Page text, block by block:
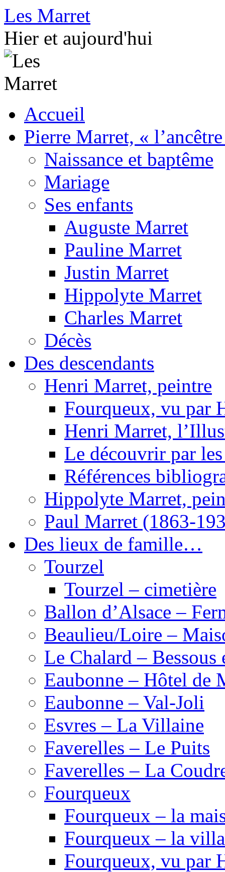
Aller
contenu
Les Marret
Hier et aujourd'hui
Accueil
Pierre Marret, «
Naissance et baptême
Mariage
Ses enfants
Auguste Marret
Pauline Marret
Justin Marret
Hippolyte Marret
Charles Marret
Décès
Des descendants
Henri Marret, peintre
Fourqueux, vu par
Henri Marret,
Le découvrir par
Références
Hippolyte Marret,
Paul Marret (1863-
Des lieux de famille…
Tourzel
Tourzel – cimetière
Ballon d’Alsace –
Beaulieu/Loire –
Le Chalard –
Eaubonne – Hôtel de
Eaubonne – Val-Joli
Esvres – La Villaine
Faverelles – Le Puits
Faverelles – La
Fourqueux
Fourqueux – la
Fourqueux – la
Fourqueux, vu par